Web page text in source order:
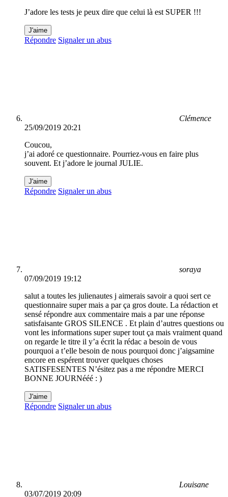
J’adore les tests je peux dire que celui là est SUPER !!!
J'aime
Répondre Signaler un abus
Clémence
25/09/2019 20:21
Coucou,
j’ai adoré ce questionnaire. Pourriez-vous en faire plus
souvent. Et j’adore le journal JULIE.
J'aime
Répondre Signaler un abus
soraya
07/09/2019 19:12
salut a toutes les julienautes j aimerais savoir a quoi sert ce
questionnaire super mais a par ça gros doute. La rédaction et
sensé répondre aux commentaire mais a par une réponse
satisfaisante GROS SILENCE . Et plain d’autres questions ou
vont les informations super super tout ça mais vraiment quand
on regarde le titre il y’a écrit la rédac a besoin de vous
pourquoi a t’elle besoin de nous pourquoi donc j’aigsamine
encore en espérent trouver quelques choses
SATISFESENTES N’ésitez pas a me répondre MERCI
BONNE JOURNééé : )
J'aime
Répondre Signaler un abus
Louisane
03/07/2019 20:09